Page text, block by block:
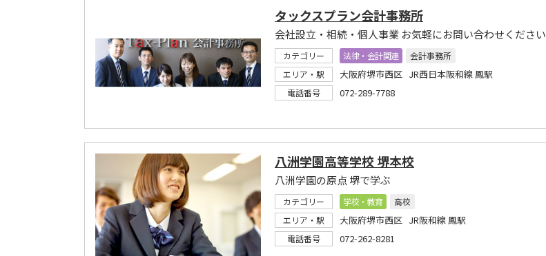
タックスプラン会計事務所
会社設立・相続・個人事業 お気軽にお問い合わせください
カテゴリー 法律・会計関連
会計事務所
エリア・駅
大阪府堺市西区 JR西日本阪和線 鳳駅
電話番号 072-289-7788
八洲学園高等学校 堺本校
八洲学園の原点 堺で学ぶ
カテゴリー 学校・教育
高校
エリア・駅
大阪府堺市西区 JR阪和線 鳳駅
電話番号 072-262-8281